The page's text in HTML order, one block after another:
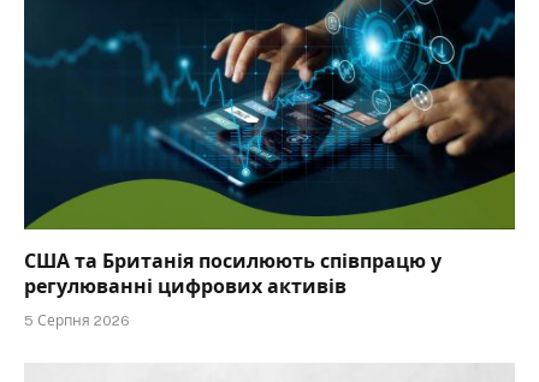
США та Британія посилюють співпрацю у
регулюванні цифрових активів
5 Серпня 2026